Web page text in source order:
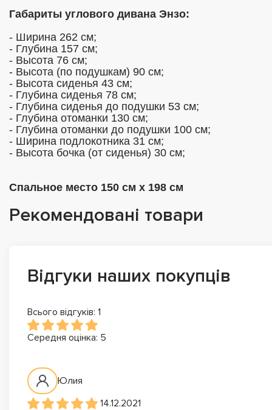
Габариты углового дивана Энзо:
- Ширина 262 см;
- Глубина 157 см;
- Высота 76 см;
- Высота (по подушкам) 90 см;
- Высота сиденья 43 см;
- Глубина сиденья 78 см;
- Глубина сиденья до подушки 53 см;
- Глубина отоманки 130 см;
- Глубина отоманки до подушки 100 см;
- Ширина подлокотника 31 см;
- Высота бочка (от сиденья) 30 см;
Спальное место 150 см х 198 см
Рекомендовані товари
Відгуки наших покупців
Всього відгуків: 1
Середня оцінка: 5
Юлия
14.12.2021